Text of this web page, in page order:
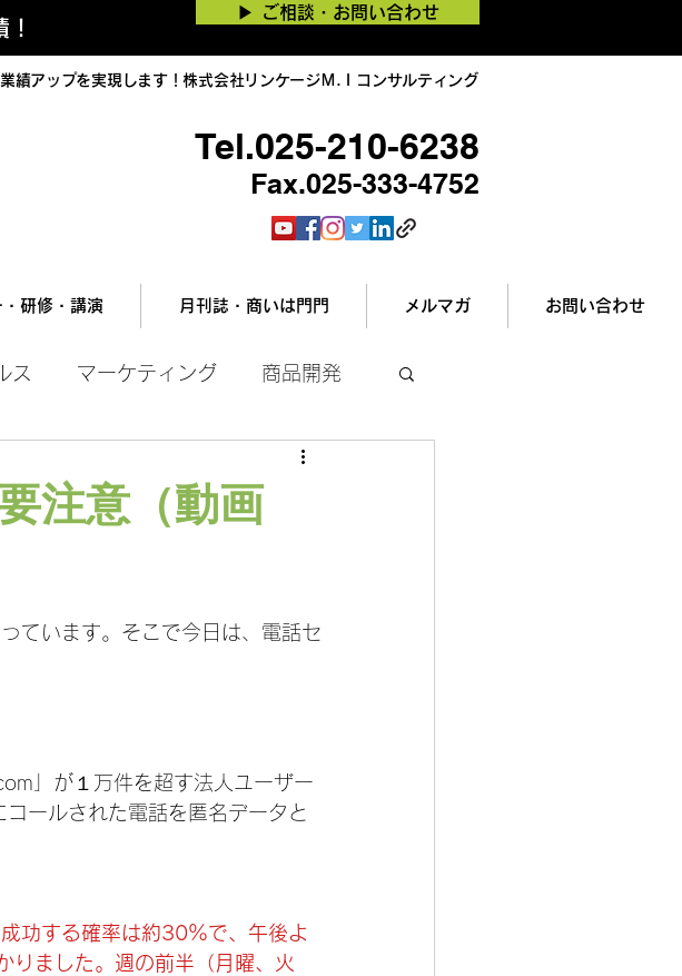
▶︎ ご相談・お問い合わせ
績アップを実現します！株式会社リンケージＭ.Ｉコンサルティング
Tel.025-210-6238
Fax.025-333-4752
研修・講演 月刊誌・商いは門門 メルマガ お問い合わせ
ス マーケティング 商品開発
注意（動画
ています。そこで今日は、電話セ
」が１万件を超す法人ユーザー
ールされた電話を匿名データと
功する確率は約30％で、午後よ
りました。週の前半（月曜、火